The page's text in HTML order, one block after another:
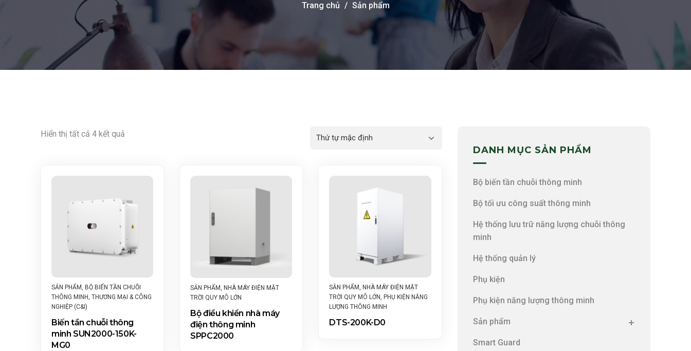
Trang chủ Sản phẩm
Hiển thị tất cả 4 kết quả
SẢN PHẨM, BỘ BIẾN TẦN CHUỖI
THÔNG MINH, THƯƠNG MẠI & CÔNG
NGHIỆP (C&I)
Biến tần chuỗi thông
minh SUN2000-150K-
MG0
SẢN PHẨM ,NHÀ MÁY ĐIỆN MẶT
TRỜI QUY MÔ LỚN
Bộ điều khiển nhà máy
điện thông minh
SPPC2000
SẢN PHẨM, NHÀ MÁY ĐIỆN MẶT
TRỜI QUY MÔ LỚN, PHỤ KIỆN NĂNG
LƯỢNG THÔNG MINH
DTS-200K-D0
DANH MỤC SẢN PHẨM
Bộ biến tần chuỗi thông minh
Bộ tối ưu công suất thông minh
Hệ thống lưu trữ năng lượng chuỗi thông
minh
Hệ thống quản lý
Phụ kiện
Phụ kiện năng lượng thông minh
Sản phẩm
Smart Guard